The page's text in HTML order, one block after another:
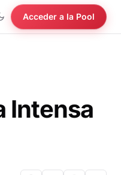
Acceder a la Pool
Intensa